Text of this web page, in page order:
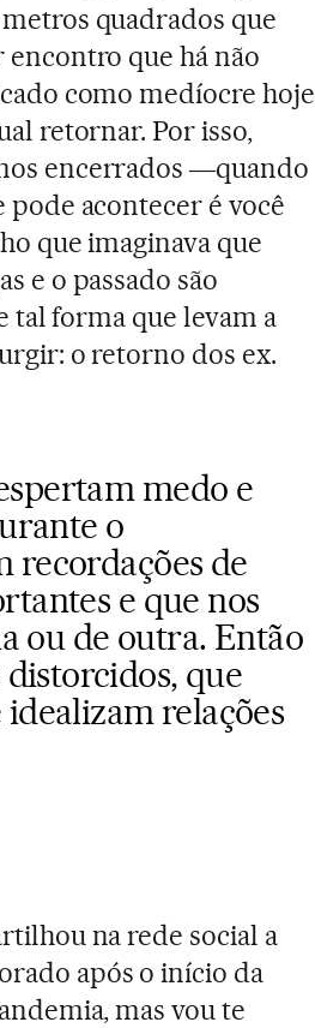
quadrados que
que há não
como medíocre hoje
retornar. Por isso,
encerrados ―quando
pode acontecer é você
que imaginava que
e o passado são
tal forma que levam a
o retorno dos ex.
medo e
o
recordações de
e que nos
ou de outra. Então
que
relações
na rede social a
após o início da
mas vou te